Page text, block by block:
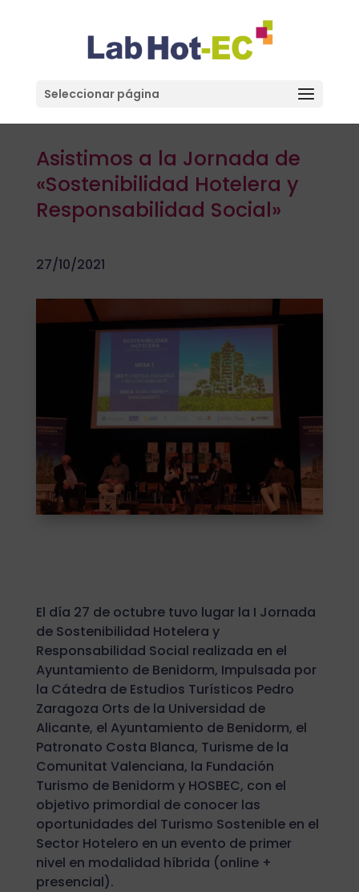
Seleccionar página
Asistimos a la Jornada de
«Sostenibilidad Hotelera y
Responsabilidad Social»
27/10/2021
El día 27 de octubre tuvo lugar la I Jornada
de Sostenibilidad Hotelera y
Responsabilidad Social realizada en el
Ayuntamiento de Benidorm, Impulsada por
la Cátedra de Estudios Turísticos Pedro
Zaragoza Orts de la Universidad de
Alicante, el Ayuntamiento de Benidorm, el
Patronato Costa Blanca, Turisme de la
Comunitat Valenciana, la Fundación
Turismo de Benidorm y HOSBEC, con el
objetivo primordial de conocer las
oportunidades del Turismo Sostenible en el
Sector Hotelero en un evento de primer
nivel en modalidad híbrida (online +
presencial).